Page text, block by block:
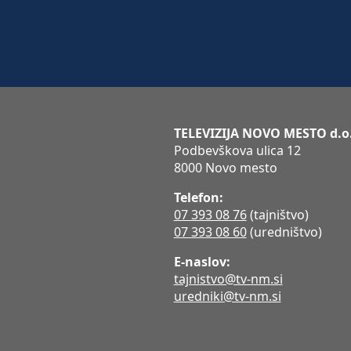
TELEVIZIJA NOVO MESTO
Podbevškova ulica 12
8000 Novo mesto
Telefon:
07 393 08 76(tajništvo)
07 393 08 60(uredništvo)
E-naslov:
tajnistvo@tv-nm.si
uredniki@tv-nm.si